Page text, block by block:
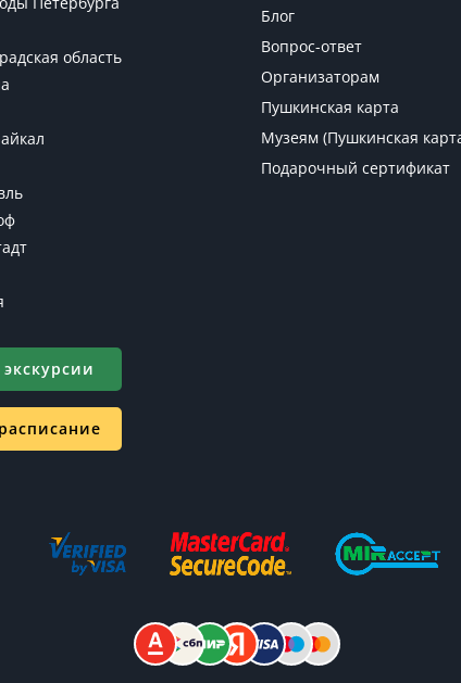
область
экскурсии
Блог
Вопрос-ответ
Организаторам
Пушкинская карта
Музеям (Пушкинская
Подарочный сертификат